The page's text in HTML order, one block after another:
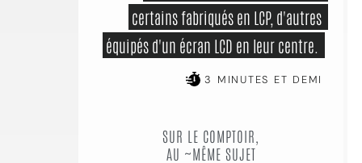
certains fabriqués en LCP, d'autres
équipés d'un écran LCD en leur centre.
3 MINUTES ET DEMI
SUR LE COMPTOIR,
AU ~MÊME SUJET